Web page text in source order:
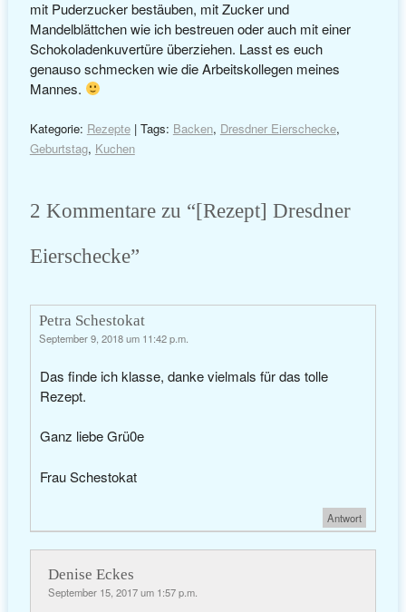
mit Puderzucker bestäuben, mit Zucker und
Mandelblättchen wie ich bestreuen oder auch mit einer
Schokoladenkuvertüre überziehen. Lasst es euch
genauso schmecken wie die Arbeitskollegen meines
Mannes.
Kategorie: Rezepte| Tags: Backen, Dresdner Eierschecke,
Geburtstag, Kuchen
2 Kommentare zu “[Rezept] Dresdner
Eierschecke”
Petra Schestokat
September 9, 2018 um 11:42 p.m.
Das finde ich klasse, danke vielmals für das tolle
Rezept.
Ganz liebe Grü0e
Frau Schestokat
Antwort
Denise Eckes
September 15, 2017 um 1:57 p.m.